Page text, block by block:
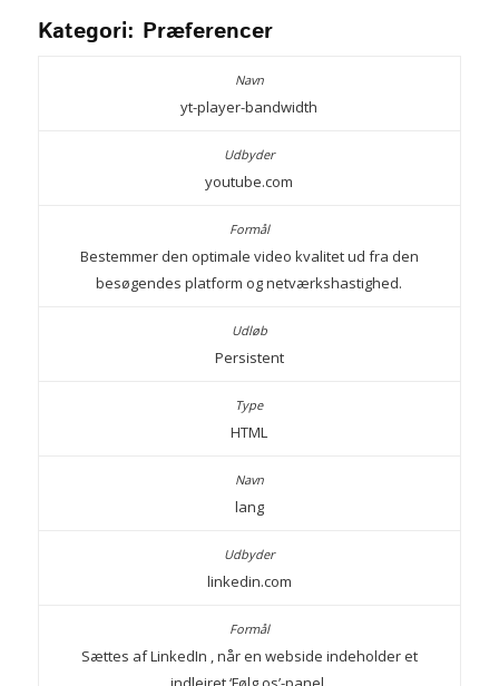
Kategori: Præferencer
yt-player-bandwidth
youtube.com
Bestemmer den optimale video kvalitet ud fra den
besøgendes platform og netværkshastighed.
Persistent
HTML
lang
linkedin.com
Sættes af LinkedIn , når en webside indeholder et